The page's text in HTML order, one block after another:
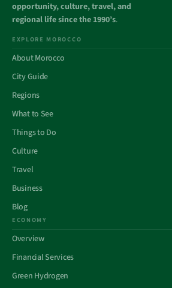
opportunity, culture, travel, and
regional life since the 1990’s.
EXPLORE MOROCCO
About Morocco
City Guide
Regions
What to See
Things to Do
Culture
Travel
Business
Blog
ECONOMY
Overview
Financial Services
Green Hydrogen